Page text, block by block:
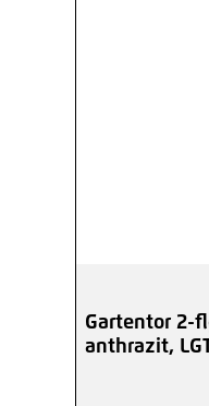
Gartentor 2-
anthrazit,